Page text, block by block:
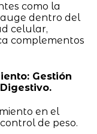
como la
dentro del
celular,
complementos
Gestión
en el
de peso.